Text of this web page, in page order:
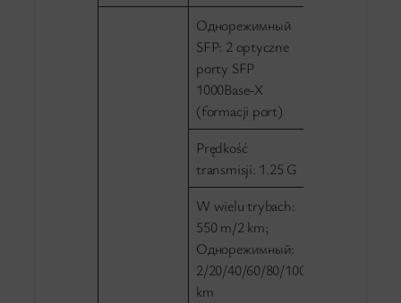
Однорежимный
SFP: 2 optyczne
porty SFP
1000Base-X
(formacji port)
Prędkość
transmisji: 1.25 G
W wielu trybach:
550 m/2 km;
Однорежимный:
2/20/40/60/80/100
km